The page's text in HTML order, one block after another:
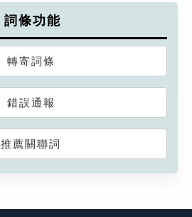
詞條功能
轉寄詞條
錯誤通報
推薦關聯詞